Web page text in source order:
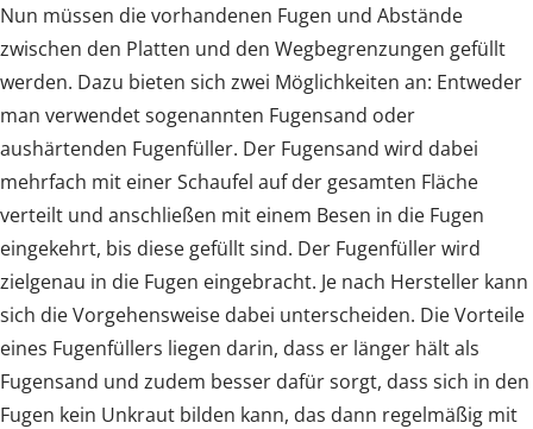
Nun müssen die vorhandenen Fugen und Abstände
zwischen den Platten und den Wegbegrenzungen gefüllt
werden. Dazu bieten sich zwei Möglichkeiten an: Entweder
man verwendet sogenannten Fugensand oder
aushärtenden Fugenfüller. Der Fugensand wird dabei
mehrfach mit einer Schaufel auf der gesamten Fläche
verteilt und anschließen mit einem Besen in die Fugen
eingekehrt, bis diese gefüllt sind. Der Fugenfüller wird
zielgenau in die Fugen eingebracht. Je nach Hersteller kann
sich die Vorgehensweise dabei unterscheiden. Die Vorteile
eines Fugenfüllers liegen darin, dass er länger hält als
Fugensand und zudem besser dafür sorgt, dass sich in den
Fugen kein Unkraut bilden kann, das dann regelmäßig mit